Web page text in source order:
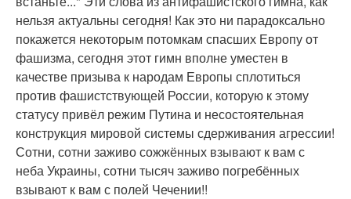
нельзя актуальны сегодня! Как это ни парадоксально
покажется некоторым потомкам спасших Европу от
фашизма, сегодня этот гимн вполне уместен в
качестве призыва к народам Европы сплотиться
против фашистствующей России, которую к этому
статусу привёл режим Путина и несостоятельная
конструкция мировой системы сдерживания агрессии!
Сотни, сотни заживо сожжённых взывают к вам с
неба Украины, сотни тысяч заживо погребённых
взывают к вам с полей Чечении!!